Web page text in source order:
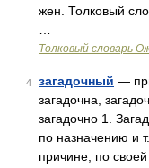
жен. Толковый
Толковый словарь
4 загадочный —
загадочна,
загадочно 1.
по назначению и
причине, по